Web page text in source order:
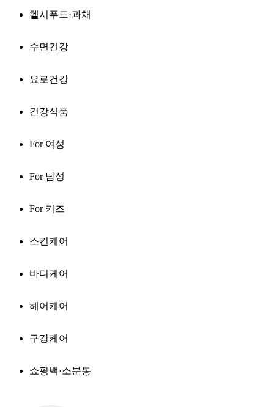
헬시푸드·과채
수면건강
요로건강
건강식품
For 여성
For 남성
For 키즈
스킨케어
바디케어
헤어케어
구강케어
쇼핑백·소분통